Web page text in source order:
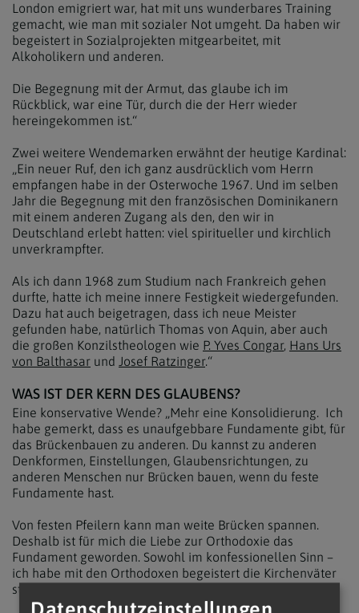
London emigriert war, hat mit uns wunderbares Training
gemacht, wie man mit sozialer Not umgeht. Da haben wir
begeistert in Sozialprojekten mitgearbeitet, mit
Alkoholikern und anderen.
Die Begegnung mit der Armut, das glaube ich im
Rückblick, war eine Tür, durch die der Herr wieder
hereingekommen ist.“
Zwei weitere Wendemarken erwähnt der heutige Kardinal:
„Ein neuer Ruf, den ich ganz ausdrücklich vom Herrn
empfangen habe in der Osterwoche 1967. Und im selben
Jahr die Begegnung mit den französischen Dominikanern
mit einem anderen Zugang als den, den wir in
Deutschland erlebt hatten: viel spiritueller und kirchlich
unverkrampfter.
Als ich dann 1968 zum Studium nach Frankreich gehen
durfte, hatte ich meine innere Festigkeit wiedergefunden.
Dazu hat auch beigetragen, dass ich neue Meister
gefunden habe, natürlich Thomas von Aquin, aber auch
die großen Konzilstheologen wie P. Yves Congar, Hans Urs
von Balthasar und Josef Ratzinger.“
WAS IST DER KERN DES GLAUBENS?
Eine konservative Wende? „Mehr eine Konsolidierung. Ich
habe gemerkt, dass es unaufgebbare Fundamente gibt, für
das Brückenbauen zu anderen. Du kannst zu anderen
Denkformen, Einstellungen, Glaubensrichtungen, zu
anderen Menschen nur Brücken bauen, wenn du feste
Fundamente hast.
Von festen Pfeilern kann man weite Brücken spannen.
Deshalb ist für mich die Liebe zur Orthodoxie das
Fundament geworden. Sowohl im konfessionellen Sinn –
ich habe mit den Orthodoxen begeistert die Kirchenväter
studiert –, als auch im Sinn der Rechtgläubigkeit.